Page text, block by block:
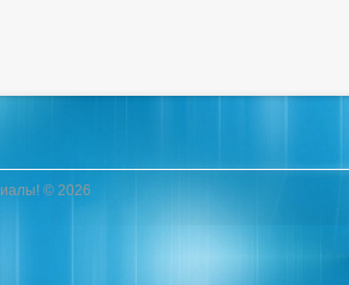
© 2026